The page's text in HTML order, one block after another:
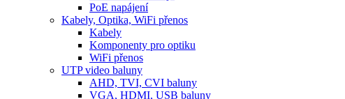
PoE napájení
Kabely, Optika, WiFi přenos
Kabely
Komponenty pro optiku
WiFi přenos
UTP video baluny
AHD, TVI, CVI baluny
VGA, HDMI, USB baluny